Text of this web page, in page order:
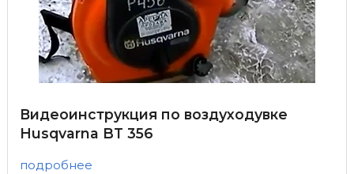
Видеоинструкция по воздуходувке
Husqvarna BT 356
подробнее